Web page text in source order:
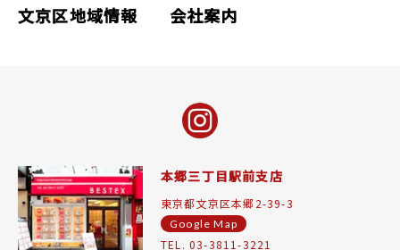
文京区地域情報
会社案内
本郷三丁目駅前支店
東京都文京区本郷2-39-3
Google Map
TEL. 03-3811-3221